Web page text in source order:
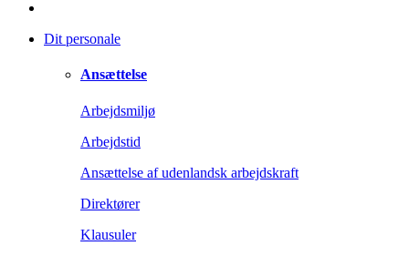
Dit personale
Ansættelse
Arbejdsmiljø
Arbejdstid
Ansættelse af udenlandsk arbejdskraft
Direktører
Klausuler